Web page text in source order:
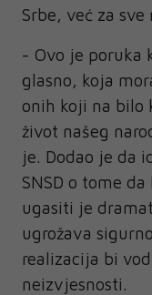
Srbe, već za sve
- Ovo je poruka
glasno, koja
onih koji na bilo
život našeg
je. Dodao je da
SNSD o tome
ugasiti je
ugrožava
realizacija bi
neizvjesnosti.